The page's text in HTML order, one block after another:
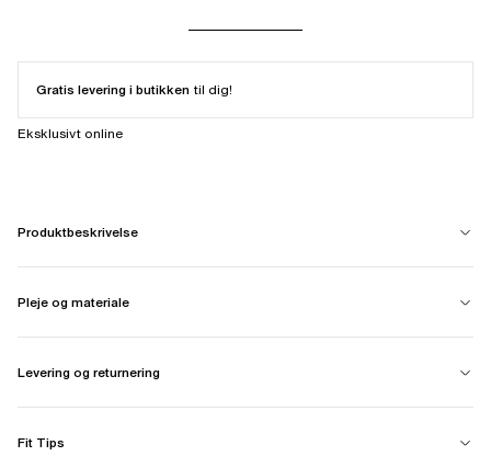
Gratis levering i butikken til dig!
Eksklusivt online
Produktbeskrivelse
Pleje og materiale
Levering og returnering
Fit Tips